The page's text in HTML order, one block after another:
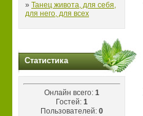
» Танец живота, для себя,
для него, для всех
Статистика
Онлайн всего: 1
Гостей: 1
Пользователей: 0